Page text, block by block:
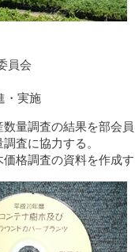
員会
・実施
量調査の結果を部会員
査に協力する。
格調査の資料を作成す